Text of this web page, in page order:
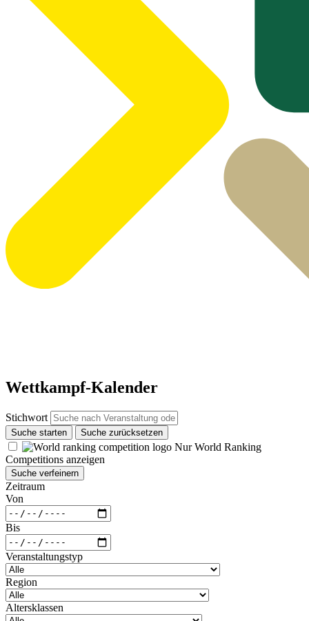
Wettkampf-Kalender
Stichwort
Suche starten Suche zurücksetzen
Nur World Ranking
Competitions anzeigen
Suche verfeinern
Zeitraum
Von
Bis
Veranstaltungstyp
Region
Altersklassen